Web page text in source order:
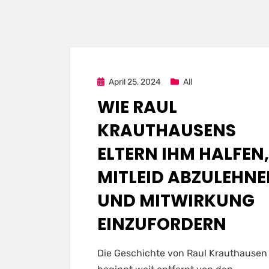
Posted
April 25, 2024 All
WIE RAUL
KRAUTHAUSENS
ELTERN IHM HALFEN,
MITLEID
UND MITWIRKUNG
EINZUFORDERN
Die Geschichte von Raul Krauthausen